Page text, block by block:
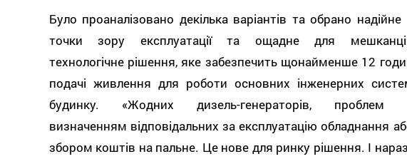
Було проаналізовано декілька варіантів та обрано надійне
точки зору експлуатації та ощадне для
технологічне рішення, яке забезпечить щонайменше 12
подачі живлення для роботи основних інженерних
будинку. «Жодних дизель-генераторів, проблем
визначенням відповідальних за експлуатацію обладнання
збором коштів на пальне. Це нове для ринку рішення. І